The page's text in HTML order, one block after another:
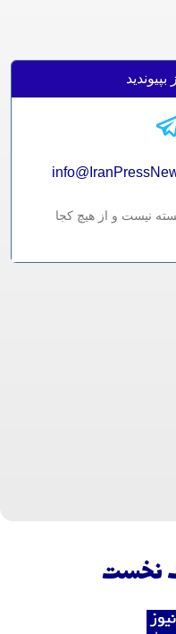
نیست و از هیچ کجا
نخست